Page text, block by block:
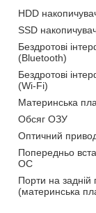
HDD
SSD
Бездротові
(Bluetooth)
Бездротові
(Wi-Fi)
Материнська
Обсяг ОЗУ
Оптичний
Попередньо
ОС
Порти на задній
(материнська